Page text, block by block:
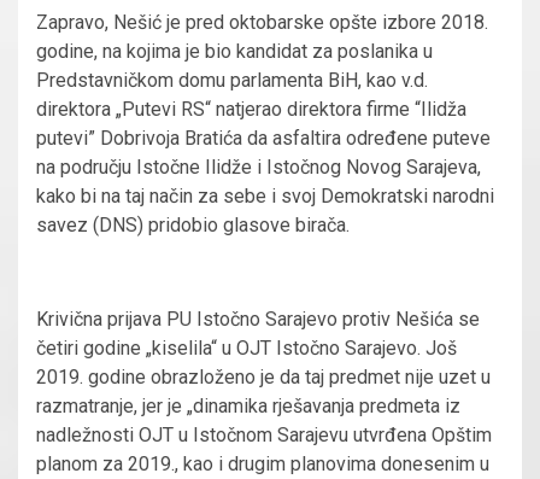
Zapravo, Nešić je pred oktobarske opšte izbore 2018.
godine, na kojima je bio kandidat za poslanika u
Predstavničkom domu parlamenta BiH, kao v.d.
direktora „Putevi RS“ natjerao direktora firme “Ilidža
putevi” Dobrivoja Bratića da asfaltira određene puteve
na području Istočne Ilidže i Istočnog Novog Sarajeva,
kako bi na taj način za sebe i svoj Demokratski narodni
savez (DNS) pridobio glasove birača.
Krivična prijava PU Istočno Sarajevo protiv Nešića se
četiri godine „kiselila“ u OJT Istočno Sarajevo. Još
2019. godine obrazloženo je da taj predmet nije uzet u
razmatranje, jer je „dinamika rješavanja predmeta iz
nadležnosti OJT u Istočnom Sarajevu utvrđena Opštim
planom za 2019., kao i drugim planovima donesenim u